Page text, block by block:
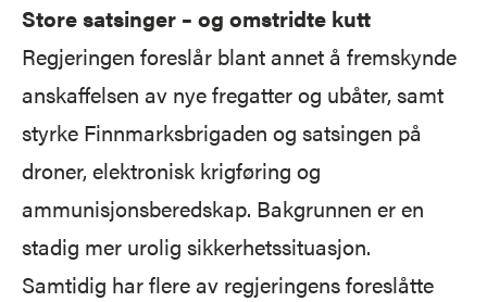
Store satsinger – og omstridte kutt
Regjeringen foreslår blant annet å fremskynde
anskaffelsen av nye fregatter og ubåter, samt
styrke Finnmarksbrigaden og satsingen på
droner, elektronisk krigføring og
ammunisjonsberedskap. Bakgrunnen er en
stadig mer urolig sikkerhetssituasjon.
Samtidig har flere av regjeringens foreslåtte